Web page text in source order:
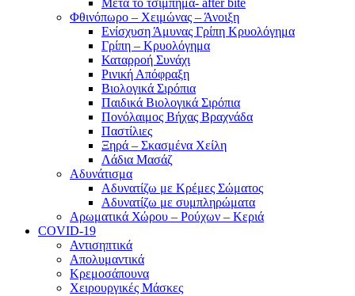
Μετά το τσίμπημα- after bite
Φθινόπωρο – Χειμώνας – Άνοιξη
Ενίσχυση Άμυνας Γρίπη Κρυολόγημα
Γρίπη – Κρυολόγημα
Καταρροή Συνάχι
Ρινική Απόφραξη
Βιολογικά Σιρόπια
Παιδικά Βιολογικά Σιρόπια
Πονόλαιμος Βήχας Βραχνάδα
Παστίλιες
Ξηρά – Σκασμένα Χείλη
Λάδια Μασάζ
Αδυνάτισμα
Αδυνατίζω με Κρέμες Σώματος
Αδυνατίζω με συμπληρώματα
Αρωματικά Χώρου – Ρούχων – Κεριά
COVID-19
Αντισηπτικά
Απολυμαντικά
Κρεμοσάπουνα
Χειρουργικές Μάσκες